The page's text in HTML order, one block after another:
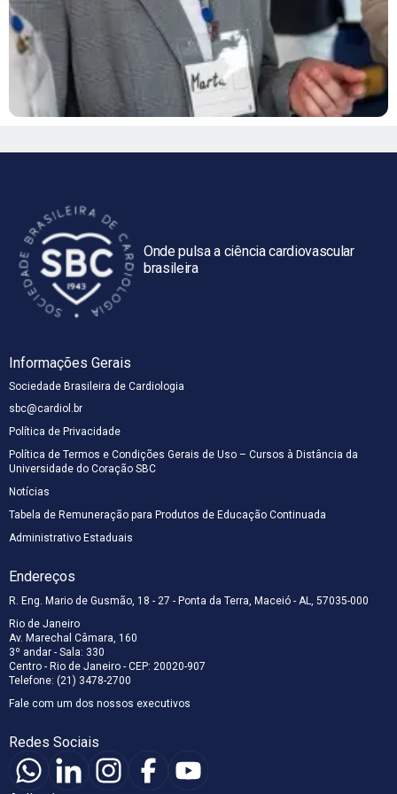
Onde pulsa a ciência cardiovascular
brasileira
Informações Gerais
Sociedade Brasileira de Cardiologia
sbc@cardiol.br
Política de Privacidade
Política de Termos e Condições Gerais de Uso – Cursos à Distância da
Universidade do Coração SBC
Notícias
Tabela de Remuneração para Produtos de Educação Continuada
Administrativo Estaduais
Endereços
R. Eng. Mario de Gusmão, 18 - 27 - Ponta da Terra, Maceió - AL, 57035-000
Rio de Janeiro
Av. Marechal Câmara, 160
3º andar - Sala: 330
Centro - Rio de Janeiro - CEP: 20020-907
Telefone: (21) 3478-2700
Fale com um dos nossos executivos
Redes Sociais